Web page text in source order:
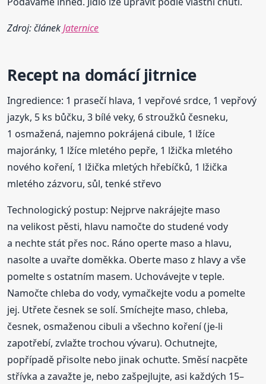
Zdroj: článekJaternice
Recept na domácí jitrnice
Ingredience: 1 prasečí hlava, 1 vepřové srdce, 1 vepřový
jazyk, 5 ks bůčku, 3 bílé veky, 6 stroužků česneku,
1 osmažená, najemno pokrájená cibule, 1 lžíce
majoránky, 1 lžíce mletého pepře, 1 lžička mletého
nového koření, 1 lžička mletých hřebíčků, 1 lžička
mletého zázvoru, sůl, tenké střevo
Technologický postup: Nejprve nakrájejte maso
na velikost pěsti, hlavu namočte do studené vody
a nechte stát přes noc. Ráno operte maso a hlavu,
nasolte a uvařte doměkka. Oberte maso z hlavy a vše
pomelte s ostatním masem. Uchovávejte v teple.
Namočte chleba do vody, vymačkejte vodu a pomelte
jej. Utřete česnek se solí. Smíchejte maso, chleba,
česnek, osmaženou cibuli a všechno koření (je-li
zapotřebí, zvlažte trochou vývaru). Ochutnejte,
popřípadě přisolte nebo jinak ochuťte. Směsí nacpěte
střívka a zavažte je, nebo zašpejlujte, asi každých 15–